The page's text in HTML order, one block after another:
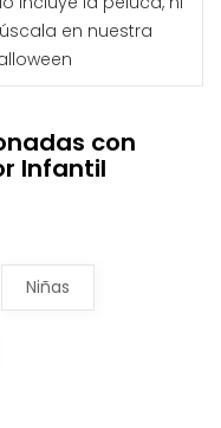
en nuestra
con
Infantil
Niñas